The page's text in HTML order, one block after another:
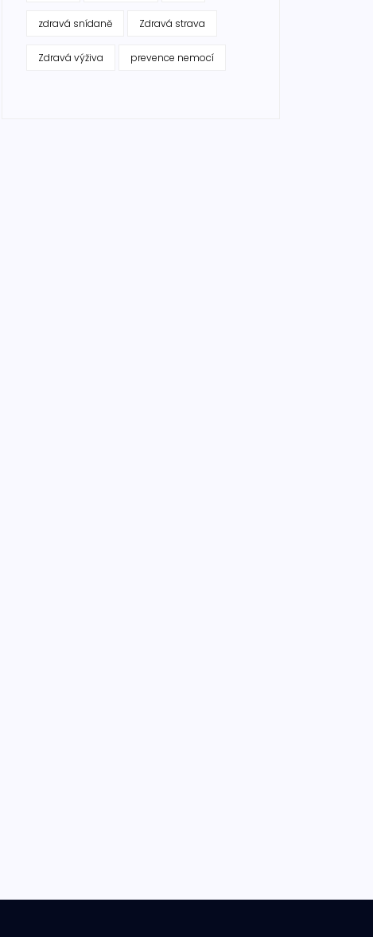
zdravá snídaně Zdravá strava
Zdravá výživa prevence nemocí